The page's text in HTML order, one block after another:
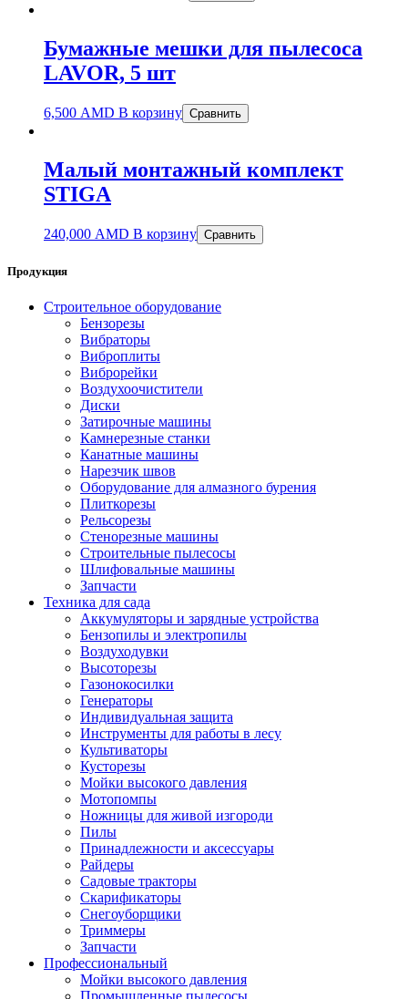
Бумажные мешки для пылесоса
LAVOR, 5 шт
6,500 AMD В корзину Сравнить
Малый монтажный комплект
STIGA
240,000 AMD В корзину Сравнить
Продукция
Строительное оборудование
Бензорезы
Вибраторы
Виброплиты
Виброрейки
Воздухоочистители
Диски
Затирочные машины
Камнерезные станки
Канатные машины
Нарезчик швов
Оборудование для алмазного бурения
Плиткорезы
Рельсорезы
Стенорезные машины
Строительные пылесосы
Шлифовальные машины
Запчасти
Техника для сада
Аккумуляторы и зарядные устройства
Бензопилы и электропилы
Воздуходувки
Высоторезы
Газонокосилки
Генераторы
Индивидуальная защита
Инструменты для работы в лесу
Культиваторы
Кусторезы
Мойки высокого давления
Мотопомпы
Ножницы для живой изгороди
Пилы
Принадлежности и аксессуары
Райдеры
Садовые тракторы
Скарификаторы
Снегоуборщики
Триммеры
Запчасти
Профессиональный
Мойки высокого давления
Промышленные пылесосы